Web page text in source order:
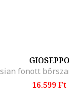
GIOSEPPO
16.599 Ft